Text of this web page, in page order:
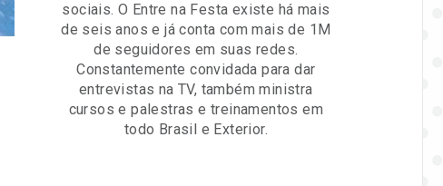
sociais. O Entre na Festa existe há mais
de seis anos e já conta com mais de 1M
de seguidores em suas redes.
Constantemente convidada para dar
entrevistas na TV, também ministra
cursos e palestras e treinamentos em
todo Brasil e Exterior.